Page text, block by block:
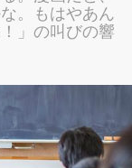
。もはやあん
」の叫びの響